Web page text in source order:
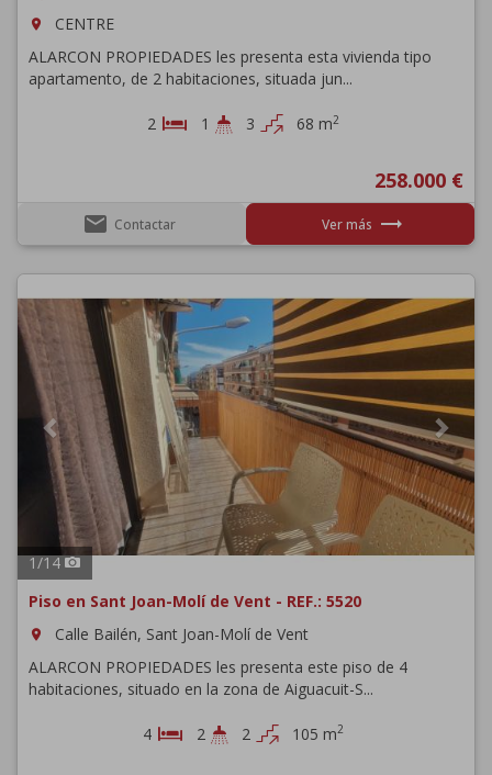
room
CENTRE
ALARCON PROPIEDADES les presenta esta vivienda tipo
apartamento, de 2 habitaciones, situada jun...
2 1 3 68 m2
258.000 €
email Contactar Ver más trending_flat
Previous Next
1/14
Piso en Sant Joan-Molí de Vent - REF.: 5520
room
Calle Bailén, Sant Joan-Molí de Vent
ALARCON PROPIEDADES les presenta este piso de 4
habitaciones, situado en la zona de Aiguacuit-S...
4 2 2 105 m2